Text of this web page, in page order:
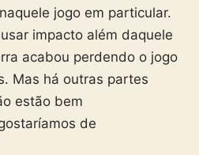
jogo em particular.
impacto além daquele
acabou perdendo o jogo
Mas há outras partes
estão bem
de